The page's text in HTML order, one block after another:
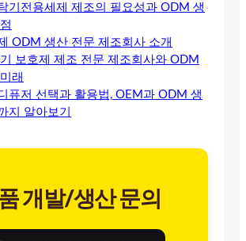
기전용세제 제조의 필요성과 ODM 생
ODM 생산 전문 제조회사 소개
보호제 제조 전문 제조회사와 ODM
래
퓨저 선택과 활용법, OEM과 ODM 생
지 알아보기
개발/생산 문의